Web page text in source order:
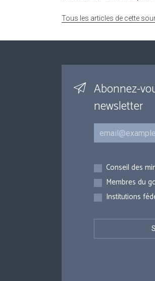
Tous les articles de cette
Abonnez-
newsletter
Courriel
Inscriptions
Conseil des
Membres du
Institutions